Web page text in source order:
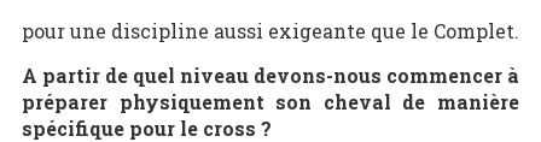
pour une discipline aussi exigeante que le Complet.
A partir de quel niveau devons-nous commencer à
préparer physiquement son cheval de manière
spécifique pour le cross ?